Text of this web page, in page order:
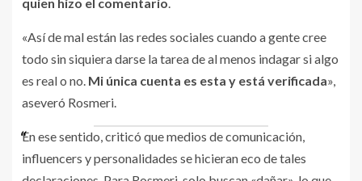
«Así de mal están las redes sociales cuando a gente cree
todo sin siquiera darse la tarea de al menos indagar si algo
es real o no. Mi única cuenta es esta y está verificada»,
aseveró Rosmeri.
En ese sentido, criticó que medios de comunicación,
influencers y personalidades se hicieran eco de tales